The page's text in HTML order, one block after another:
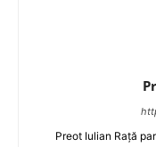
Preot Iulian Rață